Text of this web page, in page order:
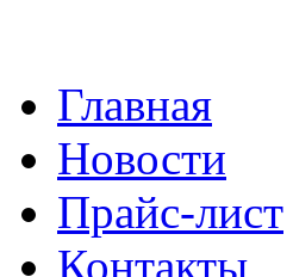
Главная
Новости
Прайс-лист
Контакты